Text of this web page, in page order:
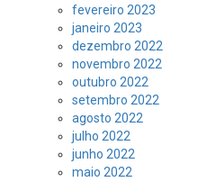
fevereiro 2023
janeiro 2023
dezembro 2022
novembro 2022
outubro 2022
setembro 2022
agosto 2022
julho 2022
junho 2022
maio 2022